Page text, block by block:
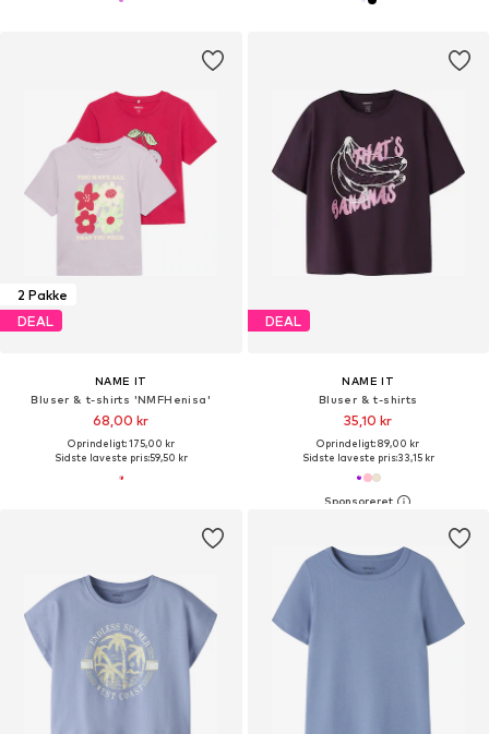
2 Pakke
DEAL
NAME IT
Bluser & t-shirts 'NMFHenisa'
68,00 kr
Oprindeligt: 175,00 kr
Sidste laveste pris:59,50 kr
DEAL
NAME IT
Bluser & t-shirts
35,10 kr
Oprindeligt: 89,00 kr
Sidste laveste pris:33,15 kr